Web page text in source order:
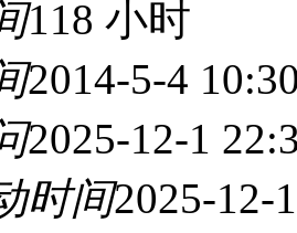
118 小时
2014-5-4
2025-12-1
时间2025-12-